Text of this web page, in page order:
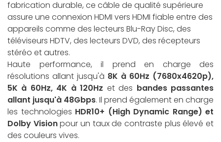
fabrication durable, ce câble de qualité supérieure
assure une connexion HDMI vers HDMI fiable entre des
appareils comme des lecteurs Blu-Ray Disc, des
téléviseurs HDTV, des lecteurs DVD, des récepteurs
stéréo et autres.
Haute performance, il prend en charge des
résolutions allant jusqu'à 8K à 60Hz (7680x4620p),
5K à 60Hz, 4K à 120Hz et des bandes passantes
allant jusqu'à 48Gbps. Il prend également en charge
les technologies HDR10+ (High Dynamic Range) et
Dolby Visionpour un taux de contraste plus élevé et
des couleurs vives.